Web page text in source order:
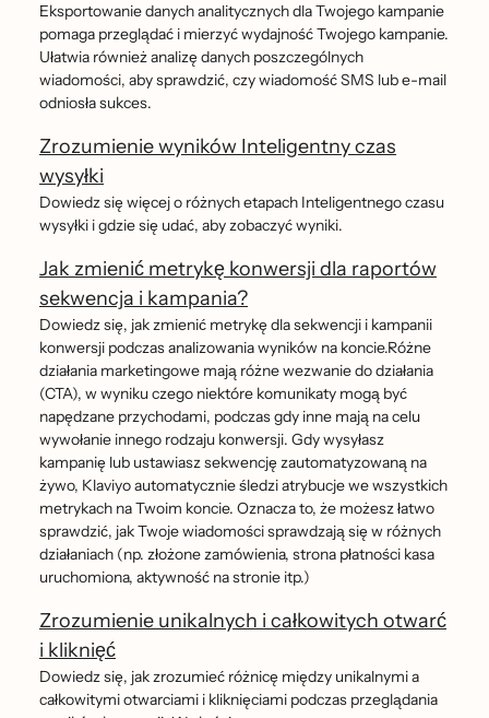
Eksportowanie danych analitycznych dla Twojego kampanie
pomaga przeglądać i mierzyć wydajność Twojego kampanie.
Ułatwia również analizę danych poszczególnych
wiadomości, aby sprawdzić, czy wiadomość SMS lub e-mail
odniosła sukces.
Zrozumienie wyników Inteligentny czas
wysyłki
Dowiedz się więcej o różnych etapach Inteligentnego czasu
wysyłki i gdzie się udać, aby zobaczyć wyniki.
Jak zmienić metrykę konwersji dla raportów
sekwencja i kampania?
Dowiedz się, jak zmienić metrykę dla sekwencji i kampanii
konwersji podczas analizowania wyników na koncie.Różne
działania marketingowe mają różne wezwanie do działania
(CTA), w wyniku czego niektóre komunikaty mogą być
napędzane przychodami, podczas gdy inne mają na celu
wywołanie innego rodzaju konwersji. Gdy wysyłasz
kampanię lub ustawiasz sekwencję zautomatyzowaną na
żywo, Klaviyo automatycznie śledzi atrybucje we wszystkich
metrykach na Twoim koncie. Oznacza to, że możesz łatwo
sprawdzić, jak Twoje wiadomości sprawdzają się w różnych
działaniach (np. złożone zamówienia, strona płatności kasa
uruchomiona, aktywność na stronie itp.)
Zrozumienie unikalnych i całkowitych otwarć
i kliknięć
Dowiedz się, jak zrozumieć różnicę między unikalnymi a
całkowitymi otwarciami i kliknięciami podczas przeglądania